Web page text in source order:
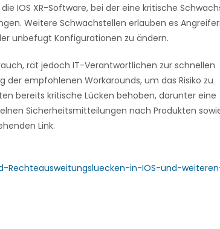
IOS XR-Software, bei der eine kritische
Weitere Schwachstellen erlauben es
unbefugt Konfigurationen zu ändern.
rät jedoch IT-Verantwortlichen zur schnellen
der empfohlenen Workarounds, um das Risiko zu
bereits kritische Lücken behoben, darunter eine
Sicherheitsmitteilungen nach Produkten
Link.
Rechteausweitungsluecken-in-IOS-und-